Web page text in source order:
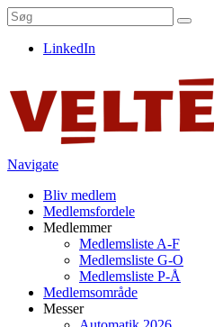
LinkedIn
Navigate
Bliv medlem
Medlemsfordele
Medlemmer
Medlemsliste A-F
Medlemsliste G-O
Medlemsliste P-Å
Medlemsområde
Messer